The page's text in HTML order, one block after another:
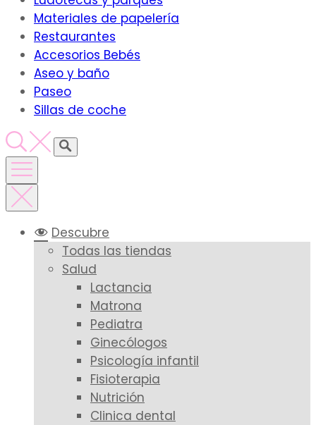
Materiales de papelería
Restaurantes
Accesorios Bebés
Aseo y baño
Paseo
Sillas de coche
Descubre
Todas las tiendas
Salud
Lactancia
Matrona
Pediatra
Ginecólogos
Psicología infantil
Fisioterapia
Nutrición
Clinica dental